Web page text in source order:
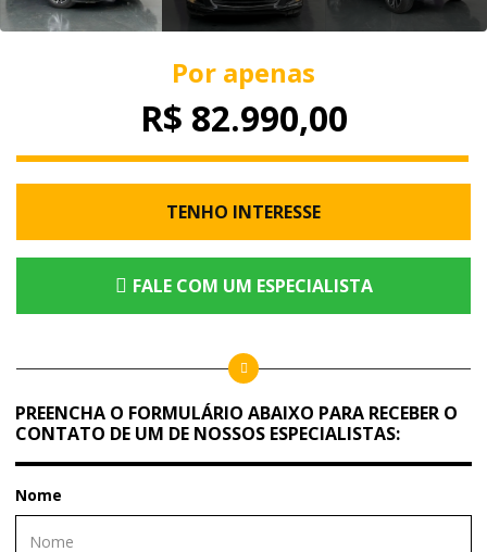
Por apenas
R$ 82.990,00
TENHO INTERESSE
FALE COM UM ESPECIALISTA
PREENCHA O FORMULÁRIO ABAIXO PARA RECEBER O
CONTATO DE UM DE NOSSOS ESPECIALISTAS:
Nome